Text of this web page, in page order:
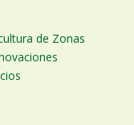
de Zonas